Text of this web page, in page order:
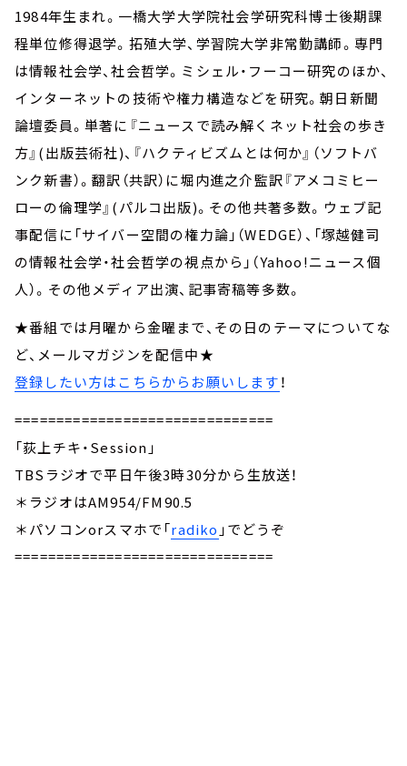
1984年生まれ。一橋大学大学院社会学研究科博士後期課
程単位修得退学。拓殖大学、学習院大学非常勤講師。専門
は情報社会学、社会哲学。ミシェル・フーコー研究のほか、
インターネットの技術や権力構造などを研究。朝日新聞
論壇委員。単著に『ニュースで読み解くネット社会の歩き
方』(出版芸術社)、『ハクティビズムとは何か』（ソフトバ
ンク新書）。翻訳（共訳）に堀内進之介監訳『アメコミヒー
ローの倫理学』(パルコ出版)。その他共著多数。ウェブ記
事配信に「サイバー空間の権力論」（WEDGE）、「塚越健司
の情報社会学・社会哲学の視点から」（Yahoo!ニュース個
人）。その他メディア出演、記事寄稿等多数。
★番組では月曜から金曜まで、その日のテーマについてな
ど、メールマガジンを配信中★
登録したい方はこちらからお願いします！
===============================
「荻上チキ・Session」
TBSラジオで平日午後3時30分から生放送！
＊ラジオはAM954/FM90.5
＊パソコンorスマホで「radiko 」でどうぞ
===============================